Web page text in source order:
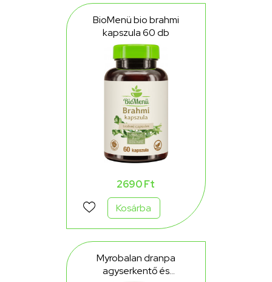
BioMenü bio brahmi
kapszula 60 db
2690 Ft
Kosárba
Myrobalan dranpa
agyserkentő és